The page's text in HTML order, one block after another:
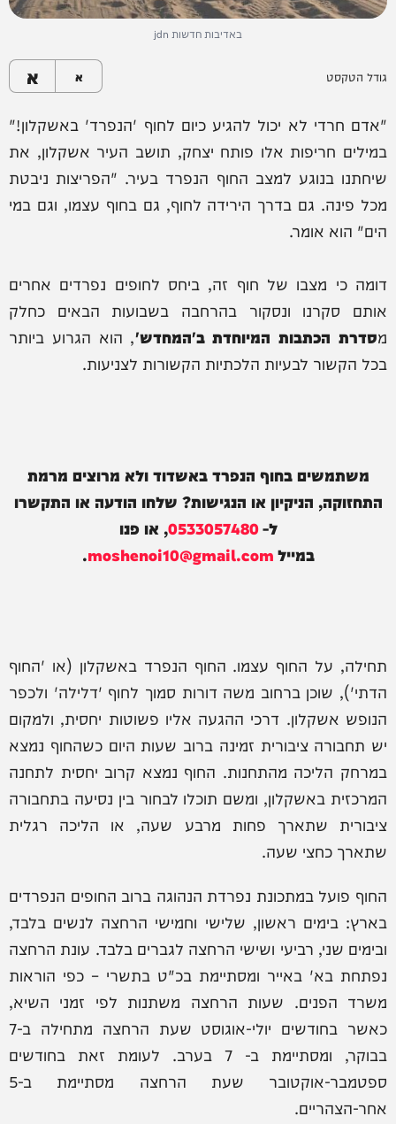
באדיבות חדשות jdn
גודל הטקסט א א
"אדם חרדי לא יכול להגיע כיום לחוף 'הנפרד' באשקלון!"
במילים חריפות אלו פותח יצחק, תושב העיר אשקלון, את
שיחתנו בנוגע למצב החוף הנפרד בעיר. "הפריצות ניבטת
מכל פינה. גם בדרך הירידה לחוף, גם בחוף עצמו, וגם במי
הים" הוא אומר.
דומה כי מצבו של חוף זה, ביחס לחופים נפרדים אחרים
אותם סקרנו ונסקור בהרחבה בשבועות הבאים כחלק
מסדרת הכתבות המיוחדת ב'המחדש', הוא הגרוע ביותר
בכל הקשור לבעיות הלכתיות הקשורות לצניעות.
משתמשים בחוף הנפרד באשדוד ולא מרוצים מרמת
התחזוקה, הניקיון או הנגישות? שלחו הודעה או התקשרו
ל-0533057480, או פנו
במיילmoshenoi10@gmail.com
.
תחילה, על החוף עצמו. החוף הנפרד באשקלון (או 'החוף
הדתי'), שוכן ברחוב משה דורות סמוך לחוף 'דלילה' ולכפר
הנופש אשקלון. דרכי ההגעה אליו פשוטות יחסית, ולמקום
יש תחבורה ציבורית זמינה ברוב שעות היום כשהחוף נמצא
במרחק הליכה מהתחנות. החוף נמצא קרוב יחסית לתחנה
המרכזית באשקלון, ומשם תוכלו לבחור בין נסיעה בתחבורה
ציבורית שתארך פחות מרבע שעה, או הליכה רגלית
שתארך כחצי שעה.
החוף פועל במתכונת נפרדת הנהוגה ברוב החופים הנפרדים
בארץ: בימים ראשון, שלישי וחמישי הרחצה לנשים בלבד,
ובימים שני, רביעי ושישי הרחצה לגברים בלבד. עונת הרחצה
נפתחת בא' באייר ומסתיימת בכ"ט בתשרי – כפי הוראות
משרד הפנים. שעות הרחצה משתנות לפי זמני השיא,
כאשר בחודשים יולי-אוגוסט שעת הרחצה מתחילה ב-7
בבוקר, ומסתיימת ב- 7 בערב. לעומת זאת בחודשים
ספטמבר-אוקטובר שעת הרחצה מסתיימת ב-5
אחר-הצהריים.